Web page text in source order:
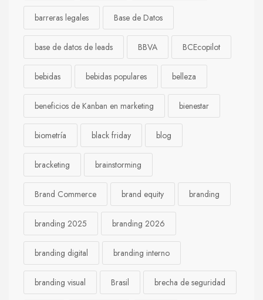
barreras legales Base de Datos
base de datos de leads BBVA BCEcopilot
bebidas bebidas populares belleza
beneficios de Kanban en marketing bienestar
biometría black friday blog
bracketing brainstorming
Brand Commerce brand equity branding
branding 2025 branding 2026
branding digital branding interno
branding visual Brasil brecha de seguridad